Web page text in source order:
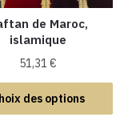
de Maroc,
islamique
51,31€
des options
Ce
produit